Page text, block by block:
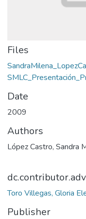
Files
Date
2009
Authors
López Castro, Sandra
Toro Villegas, Gloria
Publisher